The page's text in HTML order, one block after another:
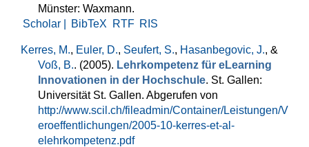
Münster: Waxmann.
Scholar |
BibTeX RTF RIS
Kerres, M., Euler, D., Seufert, S., Hasanbegovic, J., &
Voß, B.. (2005). Lehrkompetenz für eLearning
Innovationen in der Hochschule. St. Gallen:
Universität St. Gallen. Abgerufen von
http://www.scil.ch/fileadmin/Container/Leistungen/V
eroeffentlichungen/2005-10-kerres-et-al-
elehrkompetenz.pdf